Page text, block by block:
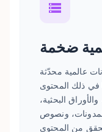
ضخمة
عالمية محدّثة
في ذلك المحتوى
البحثية،
ونصوص
من المحتوى